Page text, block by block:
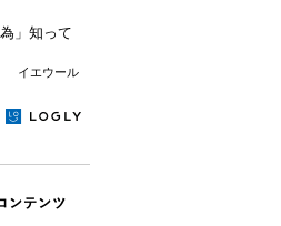
」知って
イエウール